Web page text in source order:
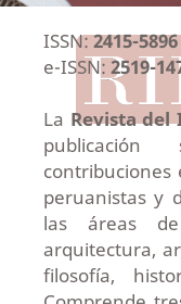
ISSN:2415-5896
e-ISSN: 2519-
La Revista
peruanistas y
las áreas de
arquitectura,
filosofía,